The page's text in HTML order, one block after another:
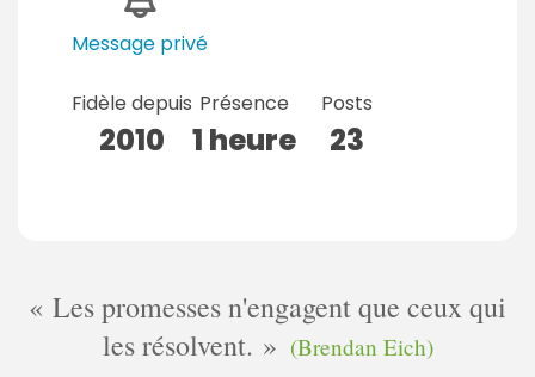
Message privé
Fidèle depuis
2010
Présence
1 heure
Posts
23
Les promesses n'engagent que ceux qui
les résolvent.
(Brendan Eich)